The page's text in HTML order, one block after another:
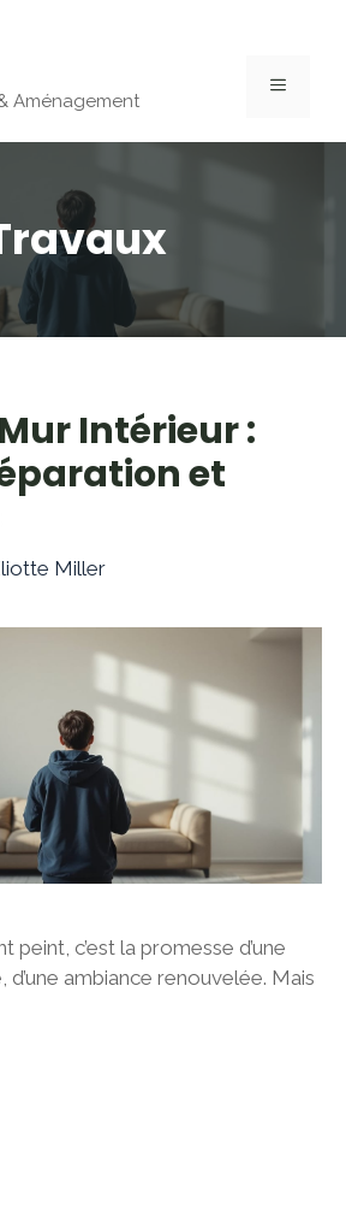
Aménagement
MENU
Intérieur :
et
Miller
peint, c’est la promesse d’une
ambiance renouvelée. Mais